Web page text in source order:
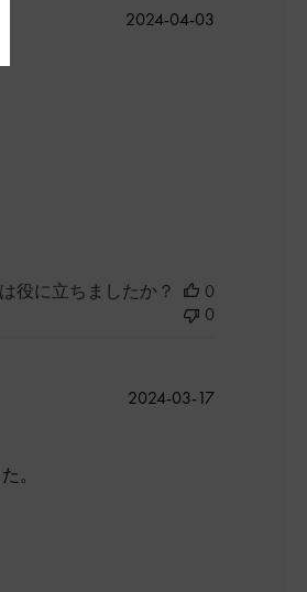
公
2024-04-03
役に立ちましたか？
0
0
。
公
2024-03-17